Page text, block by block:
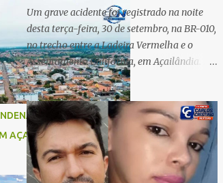
A 18 ANOS POR
AÇAILÂNDIA
aconteceu quando Karine retornava para
casa, por volta das 5h40 da manhã.
“Quando cheguei, ele estava escondido.
Assim que me viu, entrou no carro e
começou a me atacar com uma faca,
atingindo também o rapaz que estava
comigo”, relatou. Após a agressão, Karine
recebeu atendimento médico e passa bem,
estando fora de perigo. A jovem também
registrou boletim de ocorrência contra o ex-
companheiro. Mesm...
Um grave acidente foi registrado na noite
desta terça-feira, 30 de setembro, na BR-010,
no trecho entre a Ladeira Vermelha e o
Assentamento Califórnia, em Açailândia. De
acordo com informações apuradas, as
vítimas eram um casal residente em
Imperatriz. Eles haviam vindo até o bairro
Plano da Serra, em Açailândia, para visitar
familiares e estavam a caminho de casa
quando ocorreu a tragédia. O acidente
envolveu uma motocicleta e um caminhão